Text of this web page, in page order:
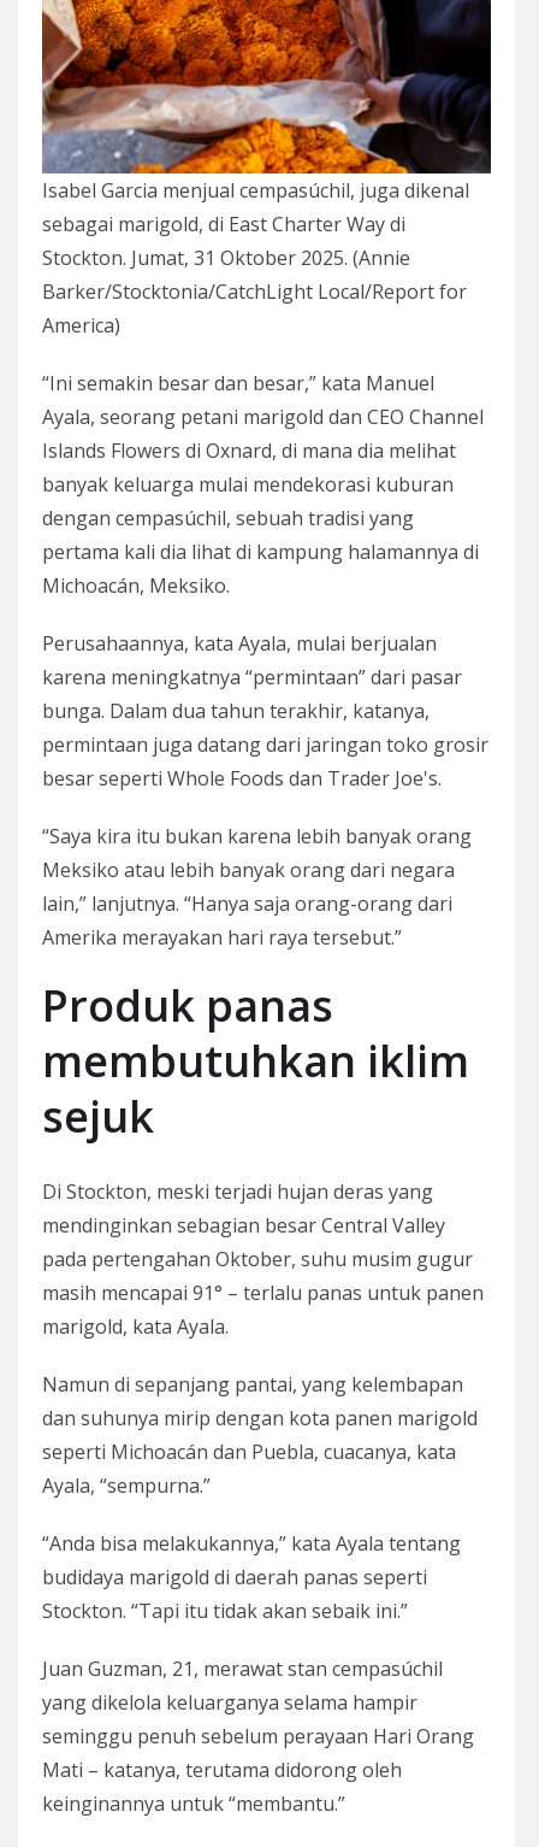
Isabel Garcia menjual cempasúchil, juga dikenal
sebagai marigold, di East Charter Way di
Stockton. Jumat, 31 Oktober 2025. (Annie
Barker/Stocktonia/CatchLight Local/Report for
America)
“Ini semakin besar dan besar,” kata Manuel
Ayala, seorang petani marigold dan CEO Channel
Islands Flowers di Oxnard, di mana dia melihat
banyak keluarga mulai mendekorasi kuburan
dengan cempasúchil, sebuah tradisi yang
pertama kali dia lihat di kampung halamannya di
Michoacán, Meksiko.
Perusahaannya, kata Ayala, mulai berjualan
karena meningkatnya “permintaan” dari pasar
bunga. Dalam dua tahun terakhir, katanya,
permintaan juga datang dari jaringan toko grosir
besar seperti Whole Foods dan Trader Joe's.
“Saya kira itu bukan karena lebih banyak orang
Meksiko atau lebih banyak orang dari negara
lain,” lanjutnya. “Hanya saja orang-orang dari
Amerika merayakan hari raya tersebut.”
Produk panas
membutuhkan iklim
sejuk
Di Stockton, meski terjadi hujan deras yang
mendinginkan sebagian besar Central Valley
pada pertengahan Oktober, suhu musim gugur
masih mencapai 91° – terlalu panas untuk panen
marigold, kata Ayala.
Namun di sepanjang pantai, yang kelembapan
dan suhunya mirip dengan kota panen marigold
seperti Michoacán dan Puebla, cuacanya, kata
Ayala, “sempurna.”
“Anda bisa melakukannya,” kata Ayala tentang
budidaya marigold di daerah panas seperti
Stockton. “Tapi itu tidak akan sebaik ini.”
Juan Guzman, 21, merawat stan cempasúchil
yang dikelola keluarganya selama hampir
seminggu penuh sebelum perayaan Hari Orang
Mati – katanya, terutama didorong oleh
keinginannya untuk “membantu.”